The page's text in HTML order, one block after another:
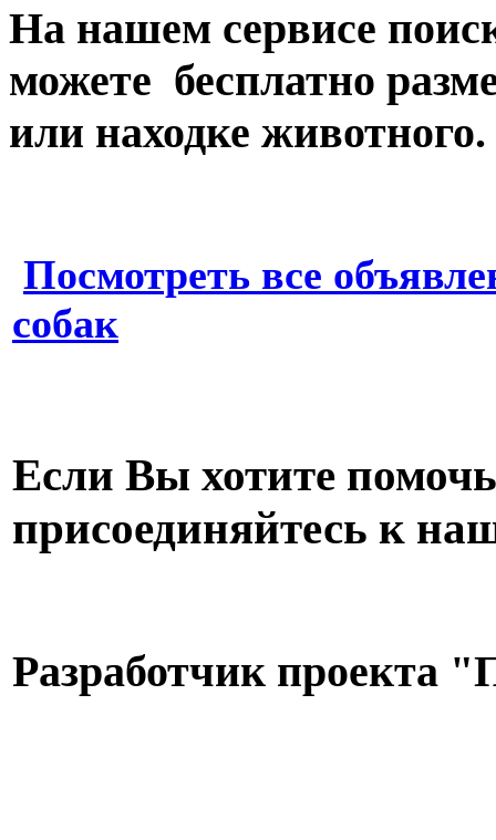
На нашем сервисе
можете бесплатно
или находке животного.
Посмотреть все
собак
Если Вы хотите
присоединяйтесь к
Разработчик проекта